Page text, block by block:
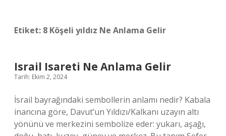
Etiket: 8 Köşeli yıldız Ne Anlama Gelir
Israil Isareti Ne Anlama Gelir
Tarih: Ekim 2, 2024
İsrail bayrağındaki sembollerin anlamı nedir? Kabala
inancına göre, Davut’un Yıldızı/Kalkanı uzayın altı
yönünü ve merkezini sembolize eder: yukarı, aşağı,